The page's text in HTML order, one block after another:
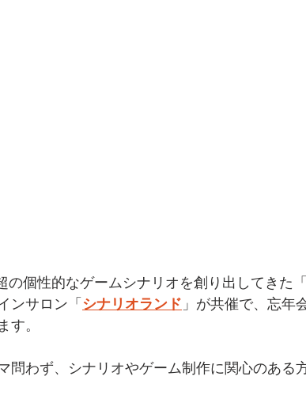
の個性的なゲームシナリオを創り出してきた
ンサロン「シナリオランド 」が共催で、忘年
す。
問わず、シナリオやゲーム制作に関心のある